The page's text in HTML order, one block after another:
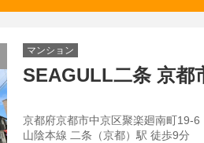
マンション
SEAGULL二条 京都
京都府京都市中京区聚楽廻南町19-6
山陰本線 二条（京都）駅 徒歩9分